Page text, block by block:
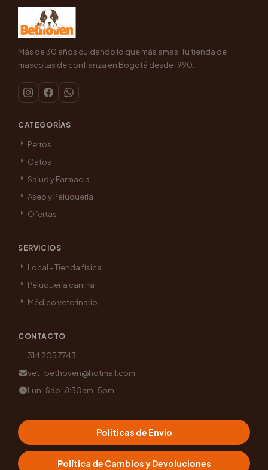
Más de 30 años cuidando lo que más amas. Tu tienda de
mascotas de confianza en Bogotá desde 1990.
CATEGORÍAS
Perros
Gatos
Salud y Farmacia
Aseo y Peluquería
Ofertas
SERVICIOS
Local - Tienda física
Peluquería canina
Médico veterinario
CONTACTO
314 205 7743
vet_bethoven@hotmail.com
Lun–Sáb · 8:30am–5pm
Políticas de Envio
Política de Cambios y Devoluciones